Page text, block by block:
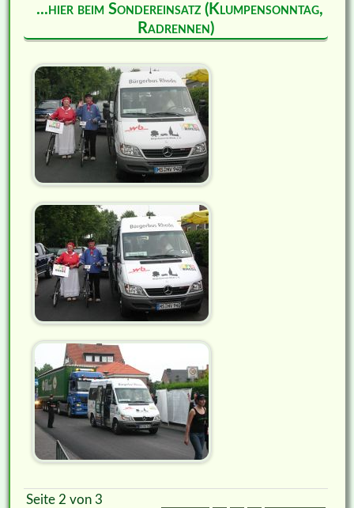
...hier beim Sondereinsatz (Klumpensonntag,
Radrennen)
Seite 2 von 3